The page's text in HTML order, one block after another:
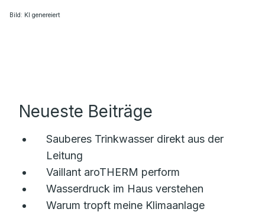
Bild: KI genereiert
Neueste Beiträge
Sauberes Trinkwasser direkt aus der
Leitung
Vaillant aroTHERM perform
Wasserdruck im Haus verstehen
Warum tropft meine Klimaanlage